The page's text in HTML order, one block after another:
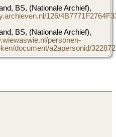
BS, (Nationale Archief),
126/
BS, (Nationale Archief),
personen-
document/a2apersonid/